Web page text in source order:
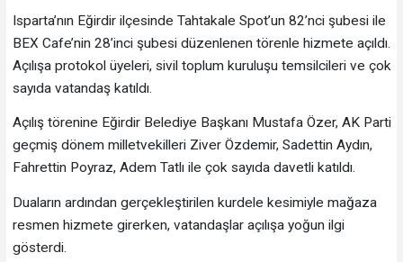
Isparta’nın Eğirdir ilçesinde Tahtakale Spot’un 82’nci şubesi ile
BEX Cafe’nin 28’inci şubesi düzenlenen törenle hizmete açıldı.
Açılışa protokol üyeleri, sivil toplum kuruluşu temsilcileri ve çok
sayıda vatandaş katıldı.
Açılış törenine Eğirdir Belediye Başkanı Mustafa Özer, AK Parti
geçmiş dönem milletvekilleri Ziver Özdemir, Sadettin Aydın,
Fahrettin Poyraz, Adem Tatlı ile çok sayıda davetli katıldı.
Duaların ardından gerçekleştirilen kurdele kesimiyle mağaza
resmen hizmete girerken, vatandaşlar açılışa yoğun ilgi
gösterdi.